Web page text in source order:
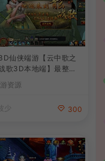
仙侠端游【云中歌之
歌3D本地端】最整理
+详细搭建教程
资源
波少 300